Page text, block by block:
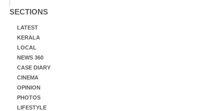
SECTIONS
LATEST
KERALA
LOCAL
NEWS 360
CASE DIARY
CINEMA
OPINION
PHOTOS
LIFESTYLE